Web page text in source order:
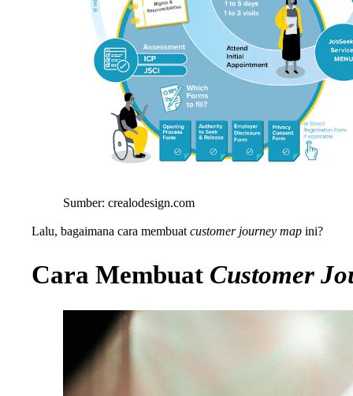
Sumber: crealodesign.com
Lalu, bagaimana cara membuatcustomer journey map ini?
Cara Membuat Customer